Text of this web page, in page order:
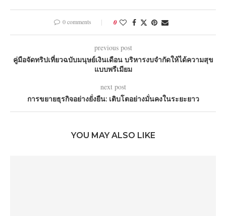
0 comments 0
previous post
คู่มือจัดทริปเที่ยวฉบับมนุษย์เงินเดือน บริหารงบจำกัดให้ได้ความสุข
แบบพรีเมียม
next post
การขยายธุรกิจอย่างยั่งยืน: เติบโตอย่างมั่นคงในระยะยาว
YOU MAY ALSO LIKE